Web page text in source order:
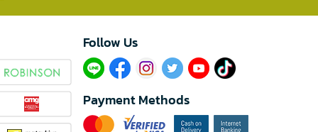
Follow Us​
Payment Methods